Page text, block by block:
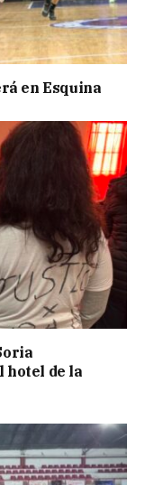
en Esquina
hotel de la